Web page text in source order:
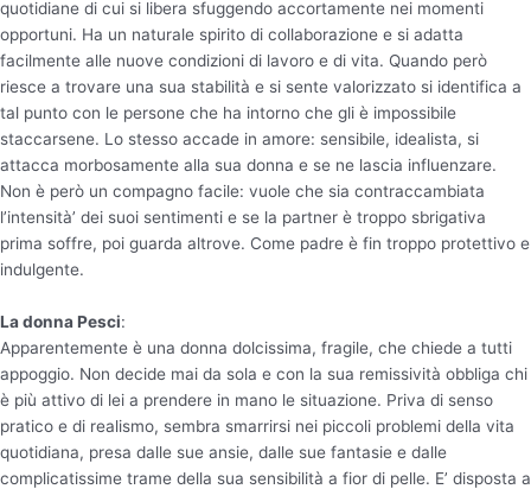
quotidiane di cui si libera sfuggendo accortamente nei momenti
opportuni. Ha un naturale spirito di collaborazione e si adatta
facilmente alle nuove condizioni di lavoro e di vita. Quando però
riesce a trovare una sua stabilità e si sente valorizzato si identifica a
tal punto con le persone che ha intorno che gli è impossibile
staccarsene. Lo stesso accade in amore: sensibile, idealista, si
attacca morbosamente alla sua donna e se ne lascia influenzare.
Non è però un compagno facile: vuole che sia contraccambiata
l’intensità’ dei suoi sentimenti e se la partner è troppo sbrigativa
prima soffre, poi guarda altrove. Come padre è fin troppo protettivo e
indulgente.
La donna Pesci:
Apparentemente è una donna dolcissima, fragile, che chiede a tutti
appoggio. Non decide mai da sola e con la sua remissività obbliga chi
è più attivo di lei a prendere in mano le situazione. Priva di senso
pratico e di realismo, sembra smarrirsi nei piccoli problemi della vita
quotidiana, presa dalle sue ansie, dalle sue fantasie e dalle
complicatissime trame della sua sensibilità a fior di pelle. E’ disposta a